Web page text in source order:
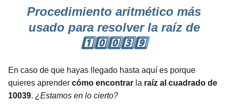
Procedimiento aritmético más
usado para resolver la raíz de
1️⃣0️⃣0️⃣3️⃣9️⃣
En caso de que hayas llegado hasta aquí es porque
quieres aprender cómo encontrar la raíz al cuadrado de
10039. ¿Estamos en lo cierto?